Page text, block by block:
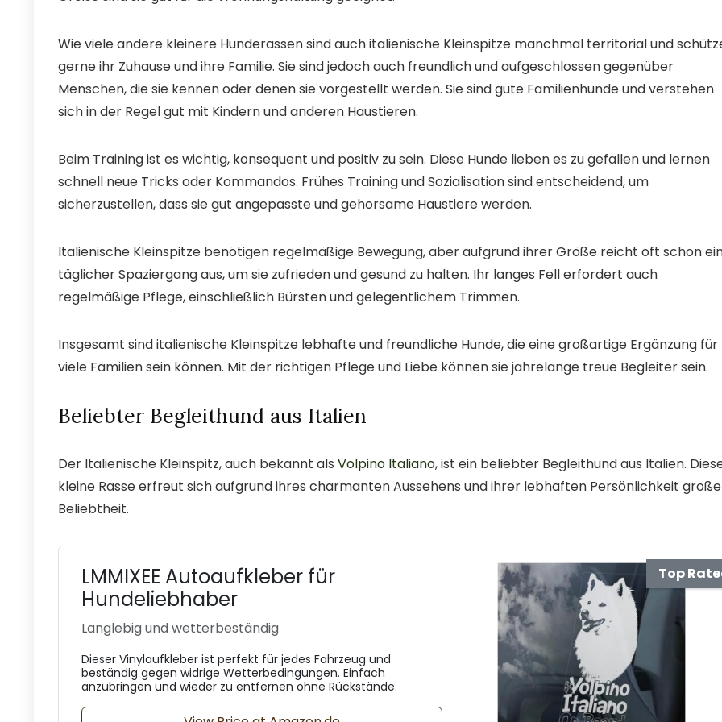
Wie viele andere kleinere Hunderassen sind auch italienische Kleinspitze manchmal territorial und
gerne ihr Zuhause und ihre Familie. Sie sind jedoch auch freundlich und aufgeschlossen gegenüber
Menschen, die sie kennen oder denen sie vorgestellt werden. Sie sind gute Familienhunde und verstehen
sich in der Regel gut mit Kindern und anderen Haustieren.
Beim Training ist es wichtig, konsequent und positiv zu sein. Diese Hunde lieben es zu gefallen und lernen
schnell neue Tricks oder Kommandos. Frühes Training und Sozialisation sind entscheidend, um
sicherzustellen, dass sie gut angepasste und gehorsame Haustiere werden.
Italienische Kleinspitze benötigen regelmäßige Bewegung, aber aufgrund ihrer Größe reicht oft schon
täglicher Spaziergang aus, um sie zufrieden und gesund zu halten. Ihr langes Fell erfordert auch
regelmäßige Pflege, einschließlich Bürsten und gelegentlichem Trimmen.
Insgesamt sind italienische Kleinspitze lebhafte und freundliche Hunde, die eine großartige Ergänzung für
viele Familien sein können. Mit der richtigen Pflege und Liebe können sie jahrelange treue Begleiter sein.
Beliebter Begleithund aus Italien
Der Italienische Kleinspitz, auch bekannt als Volpino Italiano, ist ein beliebter Begleithund aus Italien.
kleine Rasse erfreut sich aufgrund ihres charmanten Aussehens und ihrer lebhaften Persönlichkeit
Beliebtheit.
Top
LMMIXEE Autoaufkleber für
Hundeliebhaber
Langlebig und wetterbeständig
Dieser Vinylaufkleber ist perfekt für jedes Fahrzeug und
beständig gegen widrige Wetterbedingungen. Einfach
anzubringen und wieder zu entfernen ohne Rückstände.